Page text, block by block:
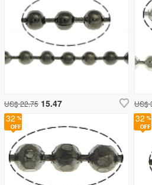
US$
32
US$ 22.75 15.47
32